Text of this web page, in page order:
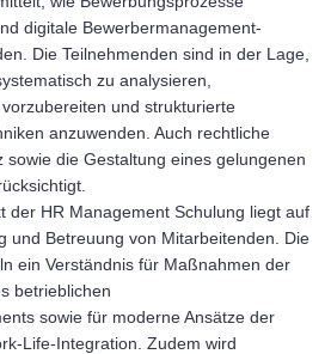
digitale Bewerbermanagement-
Die Teilnehmenden sind in der Lage,
zu analysieren,
und strukturierte
anzuwenden. Auch rechtliche
sowie die Gestaltung eines gelungenen
der HR Management Schulung liegt auf
und Betreuung von Mitarbeitenden. Die
ein Verständnis für Maßnahmen der
betrieblichen
sowie für moderne Ansätze der
Life-Integration. Zudem wird